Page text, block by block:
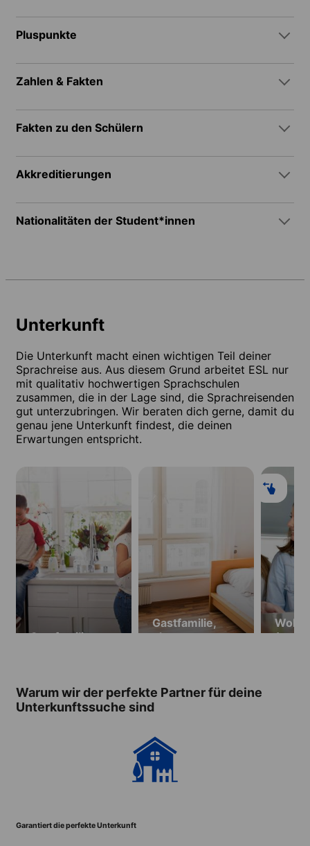
Pluspunkte
Zahlen & Fakten
Fakten zu den Schülern
Akkreditierungen
Nationalitäten der Student*innen
Unterkunft
Die Unterkunft macht einen wichtigen Teil deiner
Sprachreise aus. Aus diesem Grund arbeitet ESL nur
mit qualitativ hochwertigen Sprachschulen
zusammen, die in der Lage sind, die Sprachreisenden
gut unterzubringen. Wir beraten dich gerne, damit du
genau jene Unterkunft findest, die deinen
Erwartungen entspricht.
Gastfamilie
Gastfamilie,
ohne
(nur
Warum wir der perfekte Partner für deine
Unterkunftssuche sind
Garantiert die perfekte Unterkunft